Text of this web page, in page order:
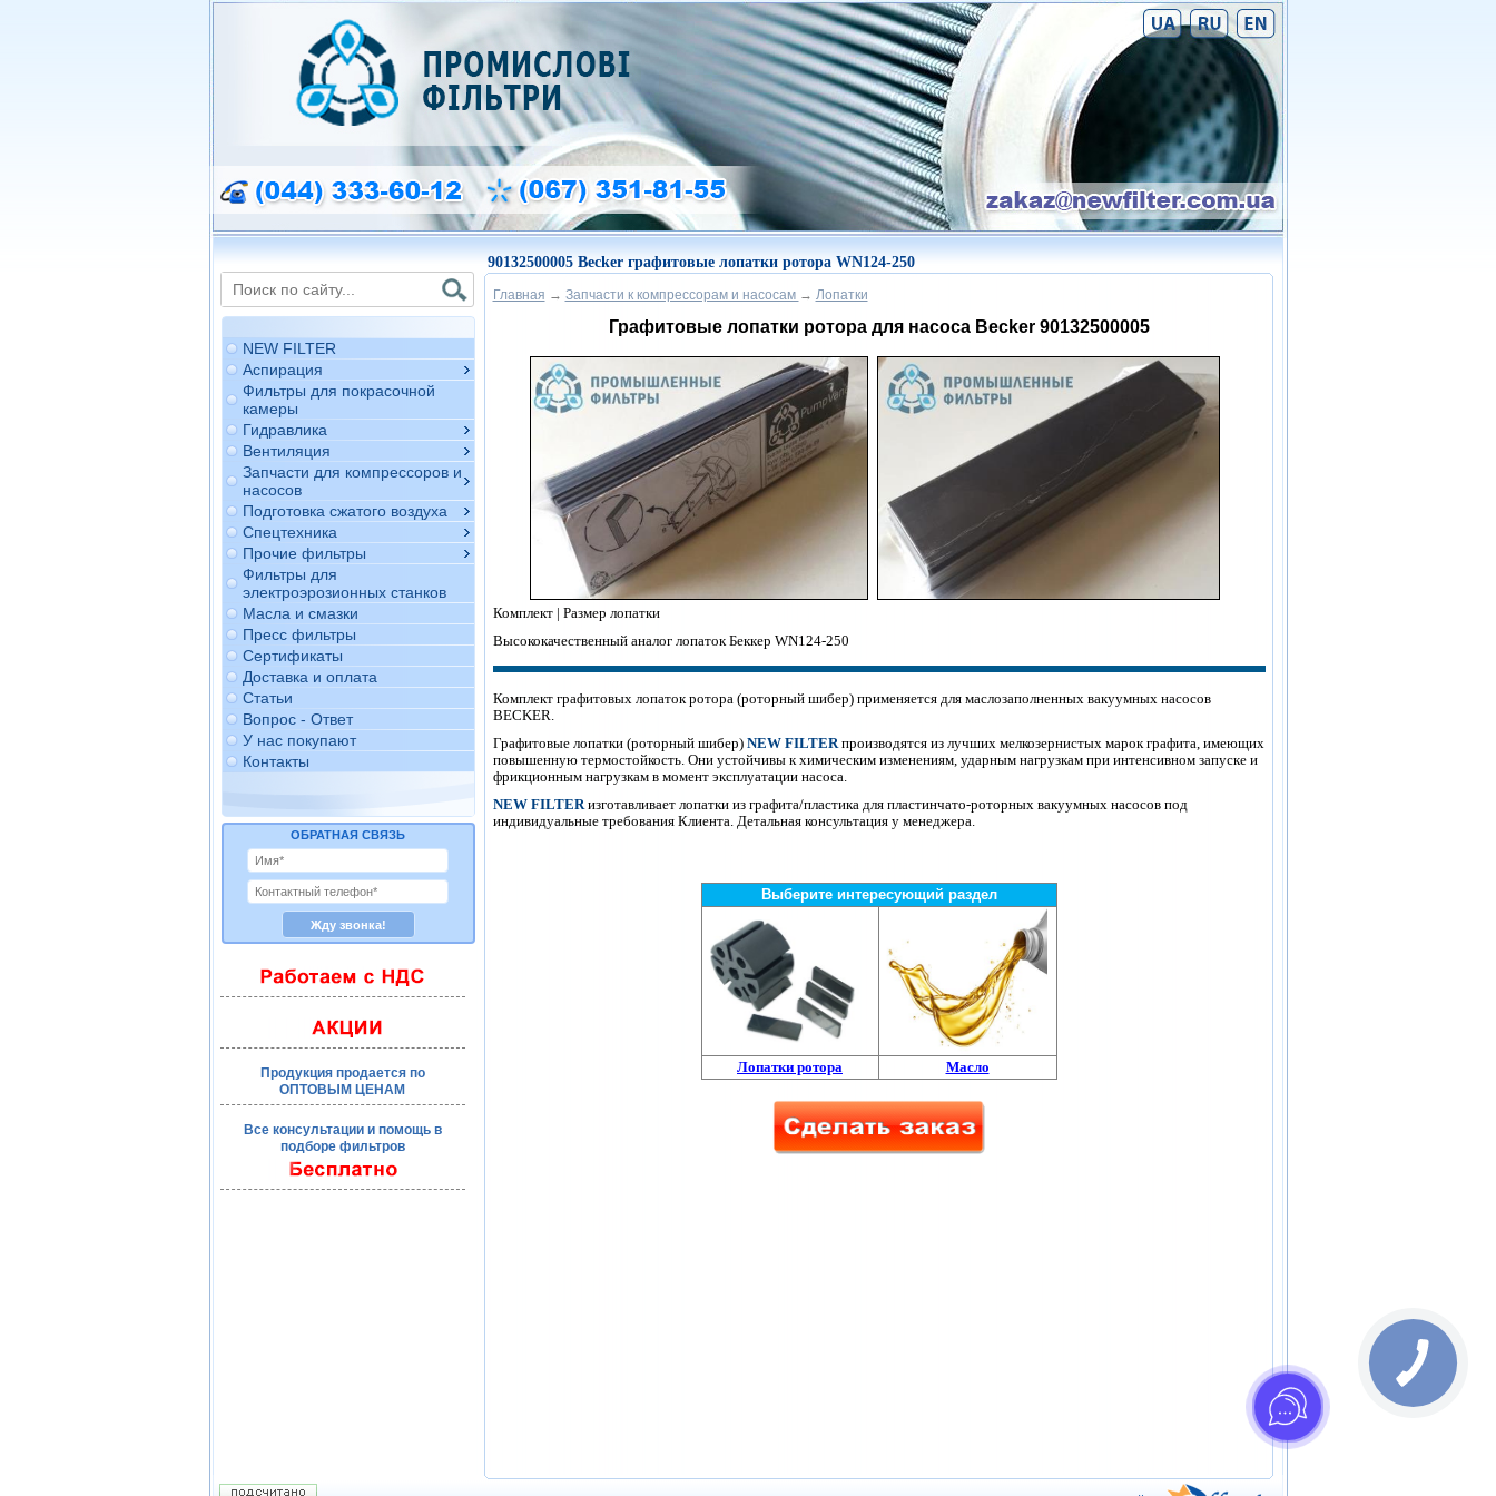
NEW FILTER
Аспирация
Фильтры для покрасочной
камеры
Гидравлика
Вентиляция
Запчасти для компрессоров и
насосов
Подготовка сжатого воздуха
Спецтехника
Прочие фильтры
Фильтры для
электроэрозионных станков
Масла и смазки
Пресс фильтры
Сертификаты
Доставка и оплата
Статьи
Вопрос - Ответ
У нас покупают
Контакты
ОБРАТНАЯ СВЯЗЬ
Продукция продается по
ОПТОВЫМ ЦЕНАМ
Все консультации и помощь в
подборе фильтров
90132500005 Becker графитовые лопатки ротора WN124-250
Главная → Запчасти к компрессорам и насосам → Лопатки
Графитовые лопатки ротора для насоса Becker 90132500005
Комплект | Размер лопатки
Высококачественный аналог лопаток Беккер WN124-250
Комплект графитовых лопаток ротора (роторный шибер) применяется для маслозаполненных вакуумных насосов
BECKER.
Графитовые лопатки (роторный шибер) NEW FILTERпроизводятся из лучших мелкозернистых марок графита, имеющих
повышенную термостойкость. Они устойчивы к химическим изменениям, ударным нагрузкам при интенсивном запуске и
фрикционным нагрузкам в момент эксплуатации насоса.
NEW FILTERизготавливает лопатки из графита/пластика для пластинчато-роторных вакуумных насосов под
индивидуальные требования Клиента. Детальная консультация у менеджера.
Выберите интересующий раздел
Лопатки ротора Масло